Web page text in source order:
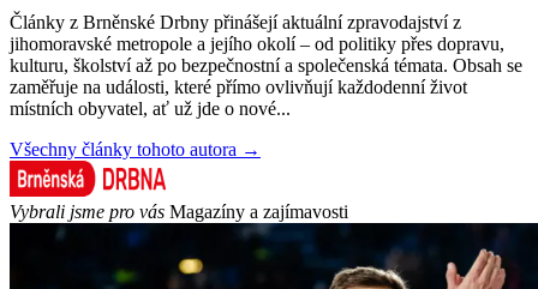
Články z Brněnské Drbny přinášejí aktuální zpravodajství z
jihomoravské metropole a jejího okolí – od politiky přes dopravu,
kulturu, školství až po bezpečnostní a společenská témata. Obsah se
zaměřuje na události, které přímo ovlivňují každodenní život
místních obyvatel, ať už jde o nové...
Všechny články tohoto autora →
Vybrali jsme pro vás Magazíny a zajímavosti